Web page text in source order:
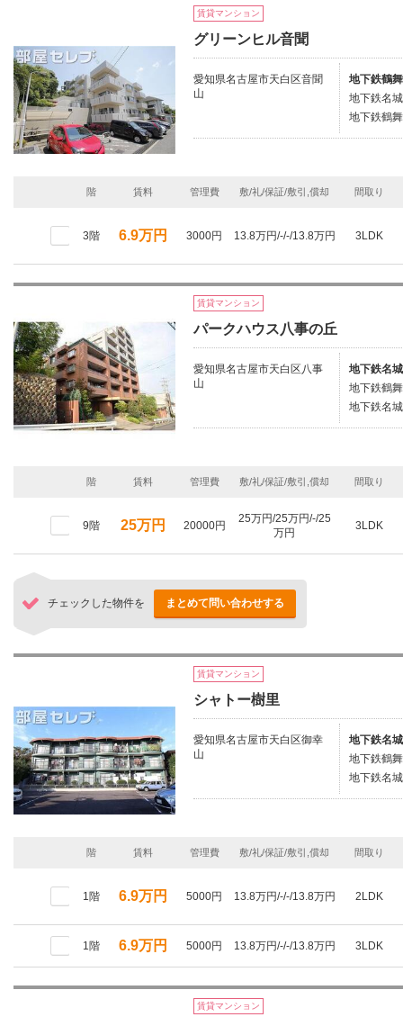
賃貸マンション
グリーンヒル音聞
愛知県名古屋市天白区音聞
山
地下鉄鶴
地下鉄名
地下鉄鶴
階 賃料 管理費 敷/礼/保証/敷引,償却 間取り
3階 6.9万円 3000円 13.8万円/-/-/13.8万円 3LDK
賃貸マンション
パークハウス八事の丘
愛知県名古屋市天白区八事
山
地下鉄名
地下鉄鶴
地下鉄名
階 賃料 管理費 敷/礼/保証/敷引,償却 間取り
9階 25万円 20000円
25万円/25万円/-/25
万円
3LDK
チェックした物件を まとめて問い合わせする
賃貸マンション
シャトー樹里
愛知県名古屋市天白区御幸
山
地下鉄名
地下鉄鶴
地下鉄名
階 賃料 管理費 敷/礼/保証/敷引,償却 間取り
1階 6.9万円 5000円 13.8万円/-/-/13.8万円 2LDK
1階 6.9万円 5000円 13.8万円/-/-/13.8万円 3LDK
賃貸マンション